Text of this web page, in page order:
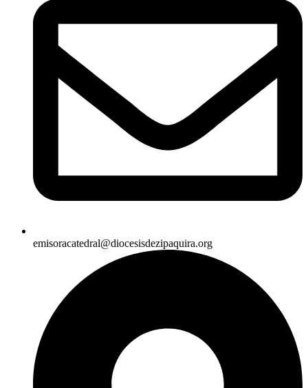
emisoracatedral@diocesisdezipaquira.org